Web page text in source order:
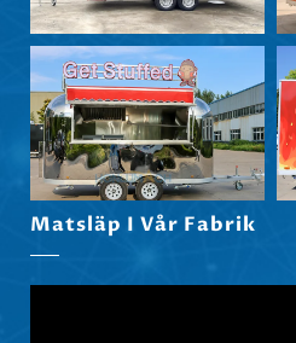
Matsläp I Vår Fabrik